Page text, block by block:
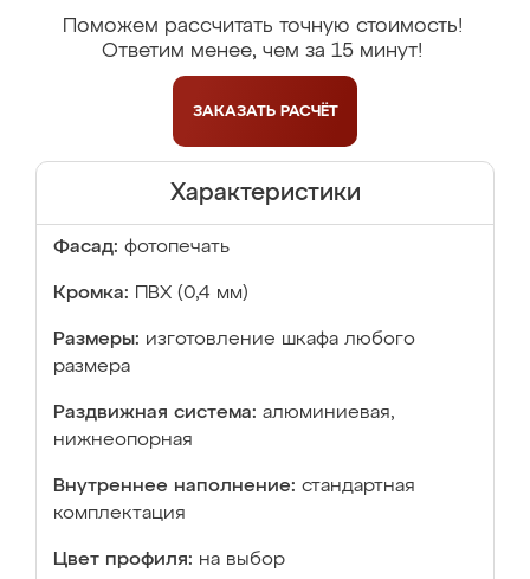
Поможем рассчитать точную стоимость!
Ответим менее, чем за 15 минут!
ЗАКАЗАТЬ РАСЧЁТ
Характеристики
Фасад: фотопечать
Кромка: ПВХ (0,4 мм)
Размеры: изготовление шкафа любого
размера
Раздвижная система: алюминиевая,
нижнеопорная
Внутреннее наполнение: стандартная
комплектация
Цвет профиля: на выбор